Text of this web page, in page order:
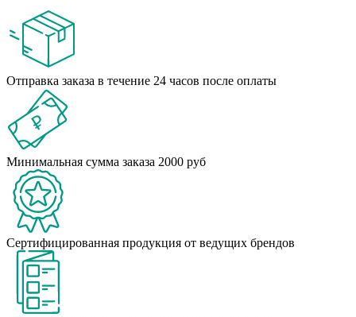
Отправка заказа в течение 24 часов после оплаты
Минимальная сумма заказа 2000 руб
Сертифицированная продукция от ведущих брендов